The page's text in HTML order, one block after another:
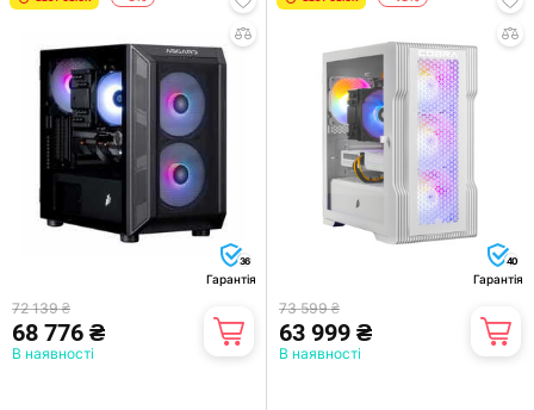
36
Гарантія
72 139 ₴
68 776 ₴
В наявності
40
Гарантія
73 599 ₴
63 999 ₴
В наявності